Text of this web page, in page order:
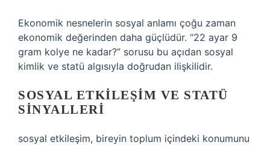
Ekonomik nesnelerin sosyal anlamı çoğu zaman
ekonomik değerinden daha güçlüdür. “22 ayar 9
gram kolye ne kadar?” sorusu bu açıdan sosyal
kimlik ve statü algısıyla doğrudan ilişkilidir.
SOSYAL ETKILEŞIM VE STATÜ
SINYALLERI
sosyal etkileşim, bireyin toplum içindeki konumunu